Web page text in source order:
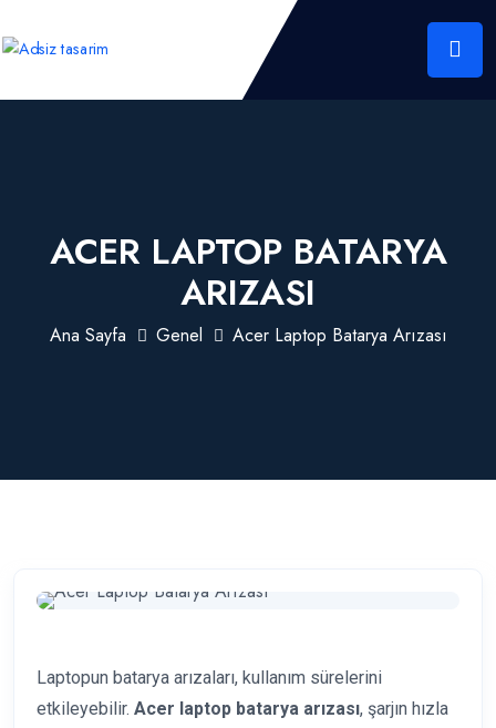
ACER LAPTOP BATARYA
ARIZASI
Ana Sayfa Genel Acer Laptop Batarya Arızası
Laptopun batarya arızaları, kullanım sürelerini
etkileyebilir. Acer laptop batarya arızası, şarjın hızla